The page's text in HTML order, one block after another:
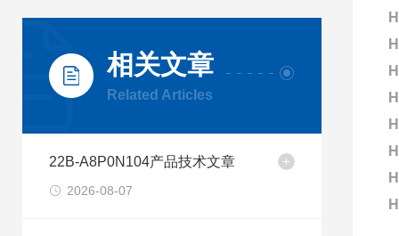
相关文章
Related Articles
22B-A8P0N104产品技术文章
2026-08-07